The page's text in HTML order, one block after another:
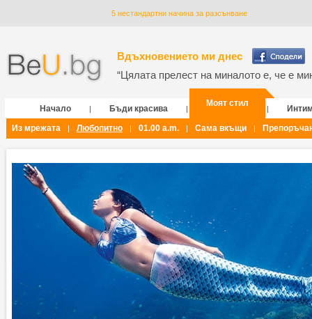
5 нестандартни начина за разсънване
Вдъхновението ми днес
“Цялата прелест на миналото е, че е
Начало | Бъди красива |
Моят стил
|
Из мрежата
| Любопитно | 01.00 a.m. | Сама вкъщи |